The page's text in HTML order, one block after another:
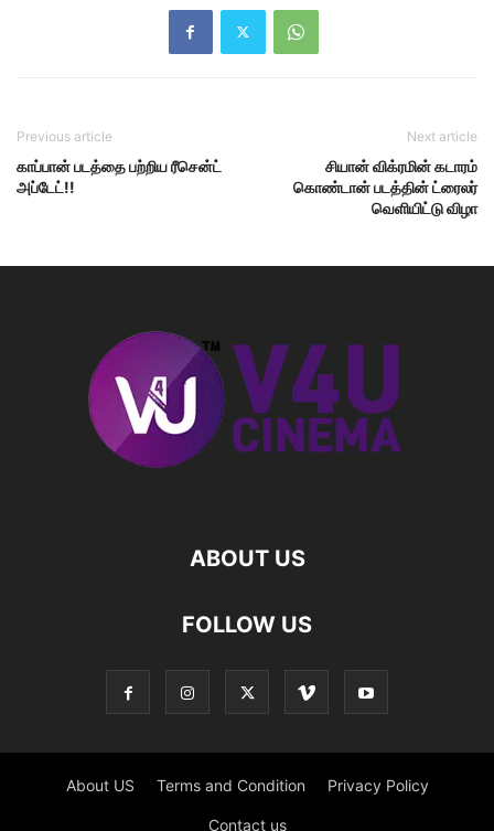
Previous article
காப்பான் படத்தை பற்றிய ரீசென்ட்
அப்டேட்!!
Next article
சியான் விக்ரமின் கடாரம்
கொண்டான் படத்தின் ட்ரைலர்
வெளியிட்டு விழா
ABOUT US
FOLLOW US
About US Terms and Condition Privacy Policy
Contact us